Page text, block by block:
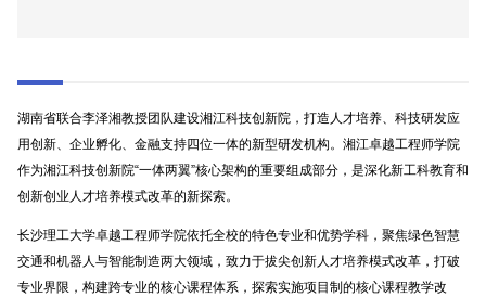
湖南省联合李泽湘教授团队建设湘江科技创新院，打造人才培养、科技研发应
用创新、企业孵化、金融支持四位一体的新型研发机构。湘江卓越工程师学院
作为湘江科技创新院“一体两翼”核心架构的重要组成部分，是深化新工科教育和
创新创业人才培养模式改革的新探索。
长沙理工大学卓越工程师学院依托全校的特色专业和优势学科，聚焦绿色智慧
交通和机器人与智能制造两大领域，致力于拔尖创新人才培养模式改革，打破
专业界限，构建跨专业的核心课程体系，探索实施项目制的核心课程教学改